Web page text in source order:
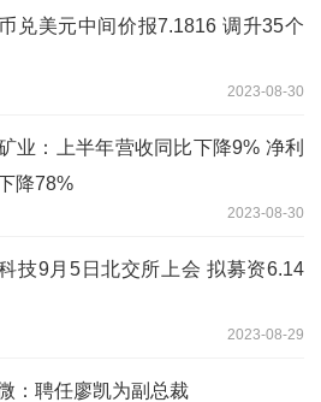
兑美元中间价报7.1816 调升35个
2023-08-30
业：上半年营收同比下降9% 净利
降78%
2023-08-30
技9月5日北交所上会 拟募资6.14
2023-08-29
：聘任廖凯为副总裁